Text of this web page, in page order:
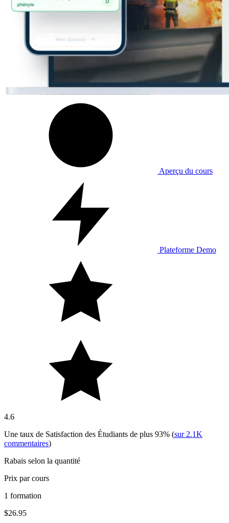
Aperçu du cours
Plateforme Demo
4.6
Une taux de Satisfaction des Étudiants de plus 93% (sur 2.1K
commentaires)
Rabais selon la quantité
Prix par cours
1 formation
$26.95